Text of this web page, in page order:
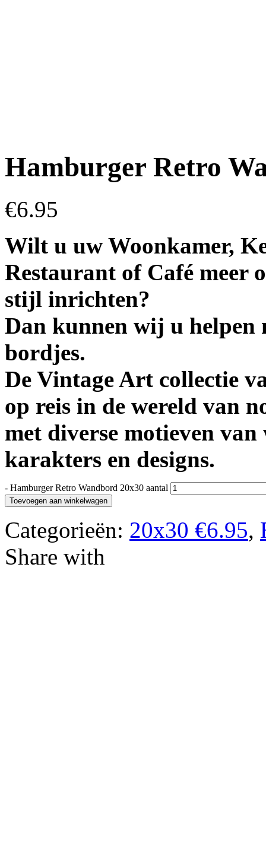
Hamburger Retro
€6.95
Wilt u uw Woonkamer,
Restaurant of Café meer
stijl inrichten?
Dan kunnen wij u helpen
bordjes.
De Vintage Art collectie
op reis in de wereld van
met diverse motieven
karakters en designs.
- Hamburger Retro Wandbord 20x30 aantal
Toevoegen aan winkelwagen
Categorieën: 20x30 €6.95,
Share with